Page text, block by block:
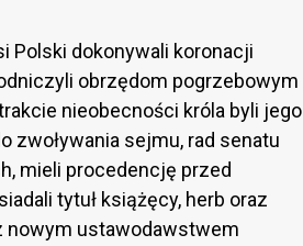
Polski dokonywali koronacji
obrzędom pogrzebowym
nieobecności króla byli jego
zwoływania sejmu, rad senatu
mieli procedencję przed
tytuł książęcy, herb oraz
nowym ustawodawstwem